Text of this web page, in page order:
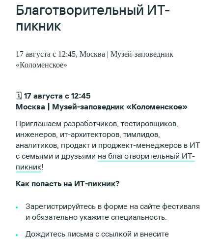
Благотворительный ИТ-
пикник
17 августа с 12:45, Москва | Музей-заповедник
«Коломенское»
🗓 17 августа с 12:45
Москва | Музей-заповедник «Коломенское»
Приглашаем разработчиков, тестировщиков,
инженеров, ит-архитекторов, тимлидов,
аналитиков, продакт и проджект-менеджеров в ИТ
с семьями и друзьями на благотворительный ИТ-
пикник!
Как попасть на ИТ-пикник?
Зарегистрируйтесь в форме на сайте фестиваля
и обязательно укажите специальность.
Дождитесь письма с ссылкой и внесите